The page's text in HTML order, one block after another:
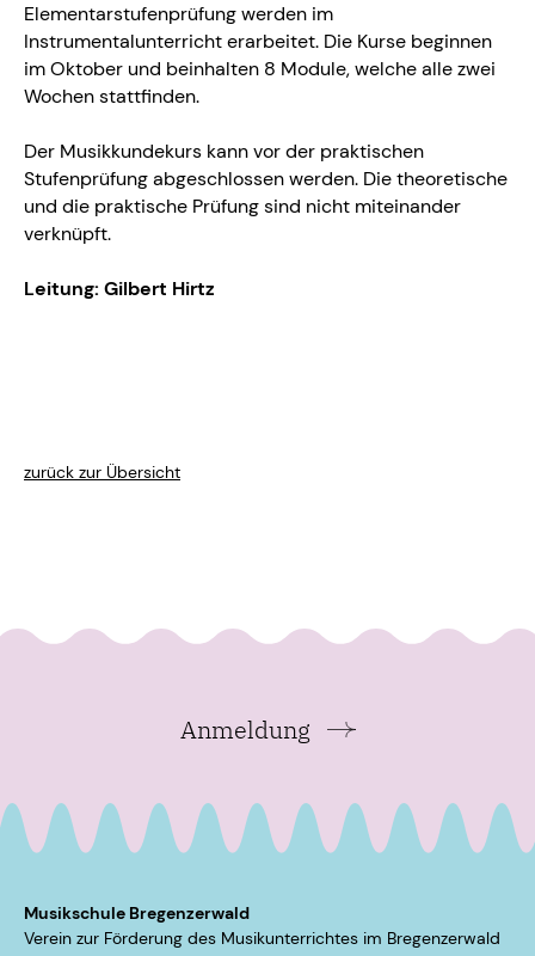
Elementarstufenprüfung werden im
Instrumentalunterricht erarbeitet. Die Kurse beginnen
im Oktober und beinhalten 8 Module, welche alle zwei
Wochen stattfinden.
Der Musikkundekurs kann vor der praktischen
Stufenprüfung abgeschlossen werden. Die theoretische
und die praktische Prüfung sind nicht miteinander
verknüpft.
Leitung: Gilbert Hirtz
zurück zur Übersicht
Anmeldung
Musikschule Bregenzerwald
Verein zur Förderung des Musikunterrichtes im ­Bregenzerwald